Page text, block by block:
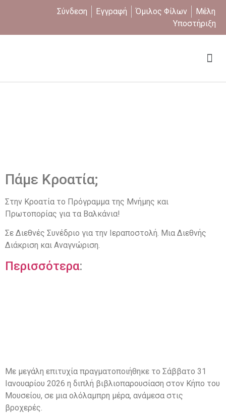
Σύνδεση Εγγραφή Όμιλος Φίλων
Μέλη
Υποστήριξη
Πάμε Κροατία;
Στην Κροατία το Πρόγραμμα της Μνήμης και
Πρωτοπορίας για τα Βαλκάνια!
Σε Διεθνές Συνέδριο για την Ιεραποστολή. Μια Διεθνής
Διάκριση και Αναγνώριση.
Περισσότερα:
Με μεγάλη επιτυχία πραγματοποιήθηκε το Σάββατο 31
Ιανουαρίου 2026 η διπλή βιβλιοπαρουσίαση στον Κήπο του
Μουσείου, σε μια ολόλαμπρη μέρα, ανάμεσα στις
βροχερές.